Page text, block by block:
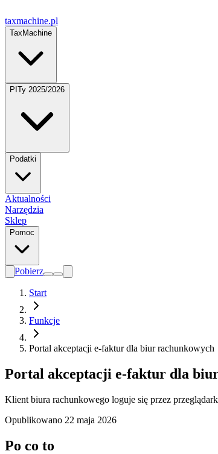
taxmachine.pl
TaxMachine
PITy 2025/2026
Podatki
Aktualności
Narzędzia
Sklep
Pomoc
Pobierz
Start
Funkcje
Portal akceptacji e-faktur dla biur rachunkowych
Portal akceptacji e-faktur dla
Klient biura rachunkowego loguje się przez
Opublikowano 22 maja 2026
Po co to